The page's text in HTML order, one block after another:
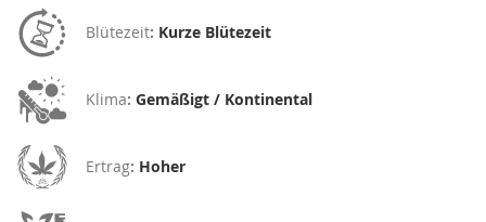
Blütezeit: Kurze Blütezeit
Klima: Gemäßigt / Kontinental
Ertrag: Hoher